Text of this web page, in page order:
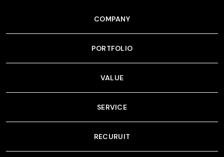
COMPANY
PORTFOLIO
VALUE
SERVICE
RECURUIT